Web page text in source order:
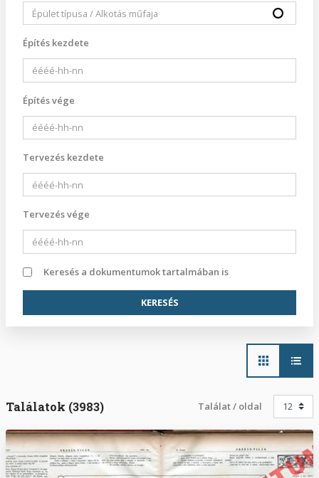
Építés kezdete
Építés vége
Tervezés kezdete
Tervezés vége
Keresés a dokumentumok tartalmában is
Main
navigation
Találatok (3983) Találat / oldal